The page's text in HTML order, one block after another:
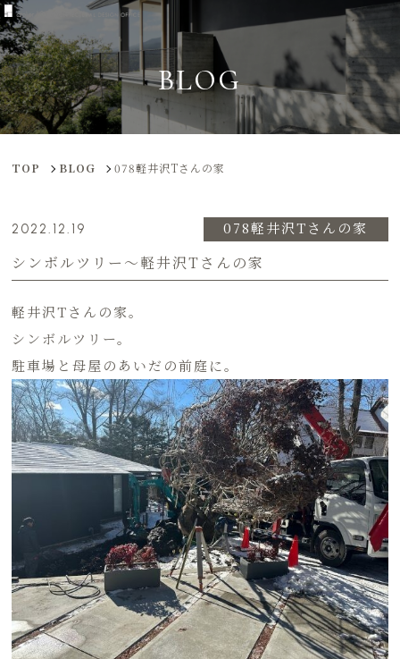
BLOG
TOP BLOG 078軽井沢Tさんの家
2022.12.19 078軽井沢Tさんの家
シンボルツリー〜軽井沢Tさんの家
軽井沢Tさんの家。
シンボルツリー。
駐車場と母屋のあいだの前庭に。